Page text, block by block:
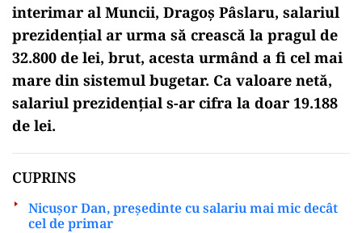
interimar al Muncii, Dragoș Pâslaru, salariul
prezidențial ar urma să crească la pragul de
32.800 de lei, brut, acesta urmând a fi cel mai
mare din sistemul bugetar. Ca valoare netă,
salariul prezidențial s-ar cifra la doar 19.188
de lei.
CUPRINS
Nicușor Dan, președinte cu salariu mai mic decât
cel de primar